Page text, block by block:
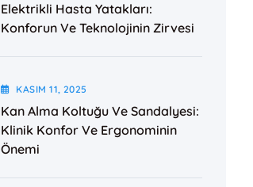
Elektrikli Hasta Yatakları:
Konforun Ve Teknolojinin Zirvesi
KASIM11, 2025
Kan Alma Koltuğu Ve Sandalyesi:
Klinik Konfor Ve Ergonominin
Önemi